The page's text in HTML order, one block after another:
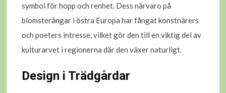
symbol för hopp och renhet. Dess närvaro på
blomsterängar i östra Europa har fångat konstnärers
och poeters intresse, vilket gör den till en viktig del av
kulturarvet i regionerna där den växer naturligt.
Design i Trädgårdar